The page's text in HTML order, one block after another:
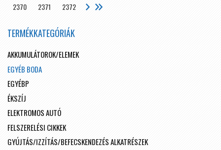
2370
2371 2372
TERMÉKKATEGÓRIÁK
AKKUMULÁTOROK/ELEMEK
EGYÉB BODA
EGYÉBP
ÉKSZÍJ
ELEKTROMOS AUTÓ
FELSZERELÉSI CIKKEK
GYÚJTÁS/IZZÍTÁS/BEFECSKENDEZÉS ALKATRÉSZEK